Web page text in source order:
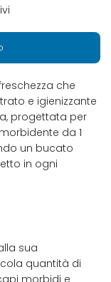
che
e igienizzante
progettata per
da 1
un bucato
in ogni
sua
quantità di
morbidi e